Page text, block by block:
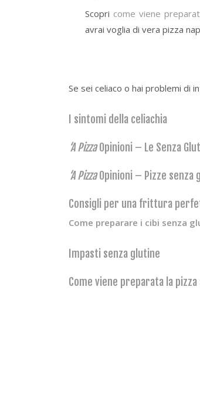
Scopri come viene
avrai voglia di vera pizza
Se sei celiaco o hai problemi di
I sintomi della celiachia
‘A PizzaOpinioni – Le Senza
‘A PizzaOpinioni – Pizze senza
Consigli per una frittura
Come preparare i cibi senza
Impasti senza glutine
Come viene preparata la